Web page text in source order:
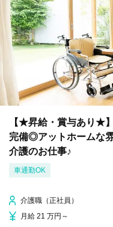
【★昇給・賞与あり★
完備◎アットホームな
介護のお仕事♪
車通勤OK
介護職（正社員）
月給 21 万円～